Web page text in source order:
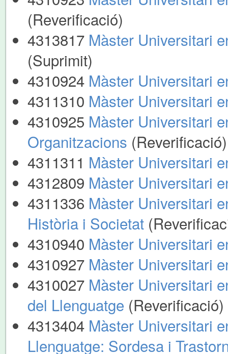
(Reverificació)
4313817 Màster Universitari
(Suprimit)
4310924 Màster Universitari
4311310 Màster Universitari
4310925 Màster Universitari
Organitzacions (Reverificació)
4311311 Màster Universitari
4312809 Màster Universitari
4311336 Màster Universitari
Història i Societat
4310940 Màster Universitari
4310927 Màster Universitari
4310027 Màster Universitari
del Llenguatge (Reverificació)
4313404 Màster Universitari
Llenguatge: Sordesa i